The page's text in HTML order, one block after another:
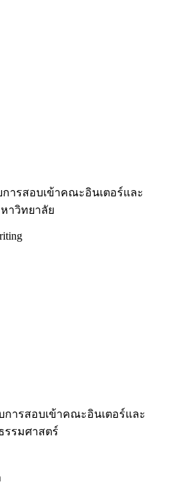
การสอบเข้าคณะอินเตอร์และ
าวิทยาลัย
การสอบเข้าคณะอินเตอร์และ
รมศาสตร์